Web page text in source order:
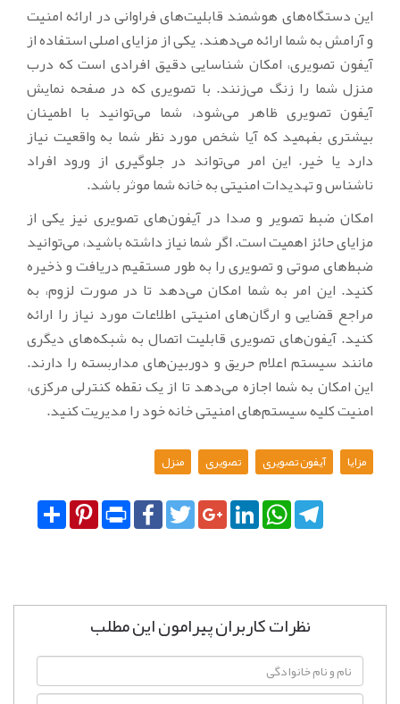
این دستگاه‌های هوشمند قابلیت‌های فراوانی در ارائه امنیت
و آرامش به شما ارائه می‌دهند. یکی از مزایای اصلی استفاده از
آیفون تصویری، امکان شناسایی دقیق افرادی است که درب
منزل شما را زنگ می‌زنند. با تصویری که در صفحه نمایش
آیفون تصویری ظاهر می‌شود، شما می‌توانید با اطمینان
بیشتری بفهمید که آیا شخص مورد نظر شما به واقعیت نیاز
دارد یا خیر. این امر می‌تواند در جلوگیری از ورود افراد
ناشناس و تهدیدات امنیتی به خانه شما موثر باشد.
امکان ضبط تصویر و صدا در آیفون‌های تصویری نیز یکی از
مزایای حائز اهمیت است. اگر شما نیاز داشته باشید، می‌توانید
ضبط‌های صوتی و تصویری را به طور مستقیم دریافت و ذخیره
کنید. این امر به شما امکان می‌دهد تا در صورت لزوم، به
مراجع قضایی و ارگان‌های امنیتی اطلاعات مورد نیاز را ارائه
کنید. آیفون‌های تصویری قابلیت اتصال به شبکه‌های دیگری
مانند سیستم اعلام حریق و دوربین‌های مداربسته را دارند.
این امکان به شما اجازه می‌دهد تا از یک نقطه کنترلی مرکزی،
امنیت کلیه سیستم‌های امنیتی خانه خود را مدیریت کنید.
مزایا آیفون تصویری تصویری منزل
SharePinterestPrint FacebookTwitterGoogle+LinkedInWhatsApp
نظرات کاربران پیرامون این مطلب